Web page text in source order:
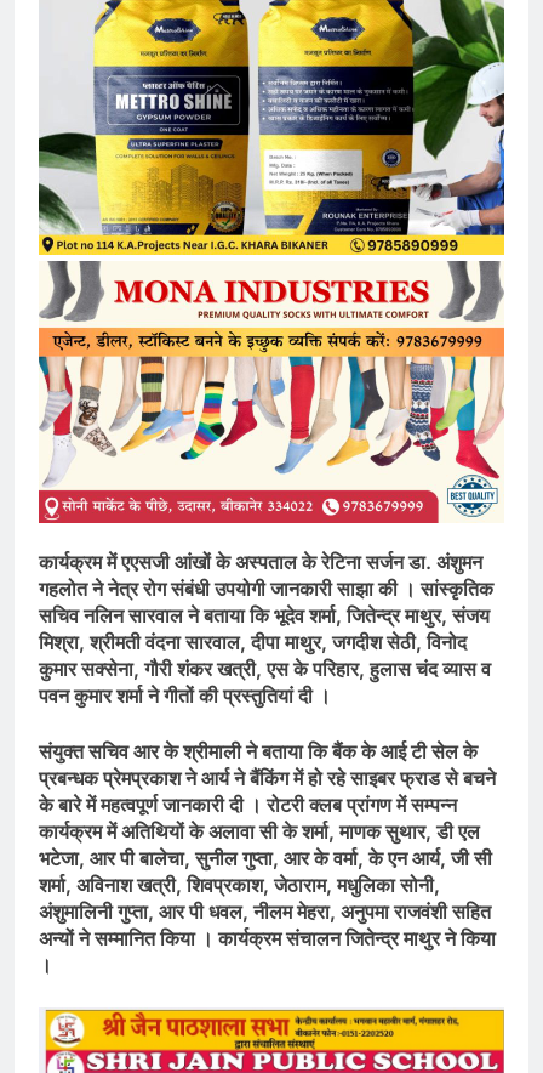
कार्यक्रम में एएसजी आंखों के अस्पताल के रेटिना सर्जन डा. अंशुमन
गहलोत ने नेत्र रोग संबंधी उपयोगी जानकारी साझा की । सांस्कृतिक
सचिव नलिन सारवाल ने बताया कि भूदेव शर्मा, जितेन्द्र माथुर, संजय
मिश्रा, श्रीमती वंदना सारवाल, दीपा माथुर, जगदीश सेठी, विनोद
कुमार सक्सेना, गौरी शंकर खत्री, एस के परिहार, हुलास चंद व्यास व
पवन कुमार शर्मा ने गीतों की प्रस्तुतियां दी ।
संयुक्त सचिव आर के श्रीमाली ने बताया कि बैंक के आई टी सेल के
प्रबन्धक प्रेमप्रकाश ने आर्य ने बैंकिंग में हो रहे साइबर फ्राड से बचने
के बारे में महत्वपूर्ण जानकारी दी । रोटरी क्लब प्रांगण में सम्पन्न
कार्यक्रम में अतिथियों के अलावा सी के शर्मा, माणक सुथार, डी एल
भटेजा, आर पी बालेचा, सुनील गुप्ता, आर के वर्मा, के एन आर्य, जी सी
शर्मा, अविनाश खत्री, शिवप्रकाश, जेठाराम, मधुलिका सोनी,
अंशुमालिनी गुप्ता, आर पी धवल, नीलम मेहरा, अनुपमा राजवंशी सहित
अन्यों ने सम्मानित किया । कार्यक्रम संचालन जितेन्द्र माथुर ने किया
।